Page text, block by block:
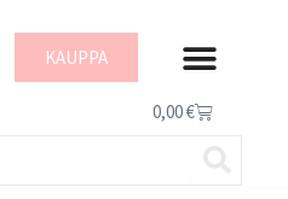
KAUPPA
0,00€